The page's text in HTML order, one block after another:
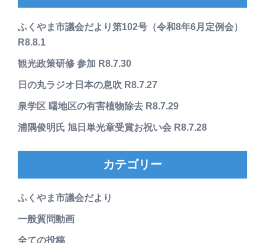
ふくやま市議会だより第102号（令和8年6月定例会）
R8.8.1
観光政策研修 参加 R8.7.30
日の丸ラジオ日本の息吹 R8.7.27
泉学区 曙地区の有害植物除去 R8.7.29
浦隅俊明氏 旭日単光章受賞お祝い会 R8.7.28
カテゴリー
ふくやま市議会だより
一般質問動画
全ての投稿